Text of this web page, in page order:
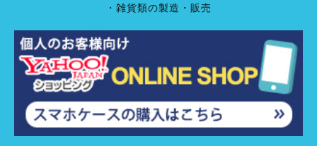
・雑貨類の製造・販売